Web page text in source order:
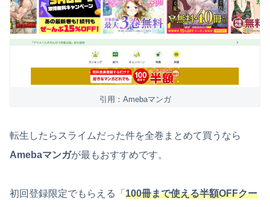
引用：Amebaマンガ
転生したらスライムだった件を全巻まとめて買うなら
Amebaマンガが最もおすすめです。
初回登録限定でもらえる「 100冊まで使える半額OFFクー